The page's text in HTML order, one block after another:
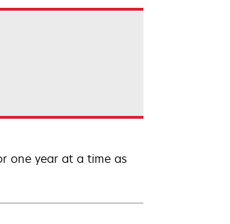
one year at a time as